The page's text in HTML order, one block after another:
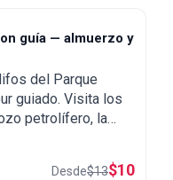
guía — almuerzo y
del Parque
guiado. Visita los
petrolífero, la
de Fuego
Desde$13$10